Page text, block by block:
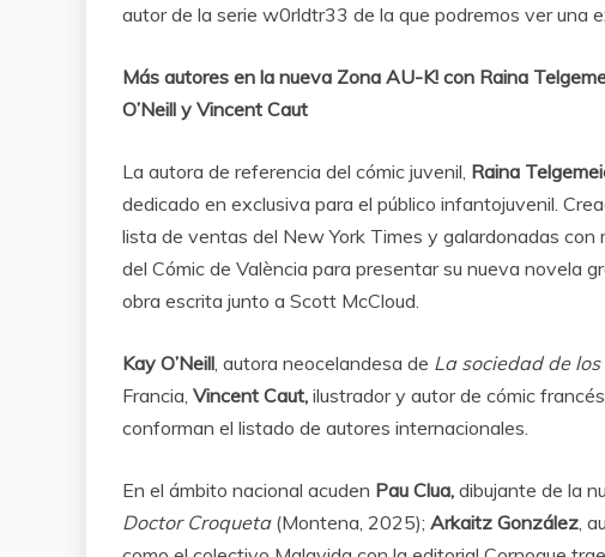
autor de la serie w0rldtr33 de la que podremos ver una
Más autores en la nueva Zona AU-K! con Raina
O’Neill y Vincent Caut
La autora de referencia del cómic juvenil, Raina
dedicado en exclusiva para el público infantojuvenil.
lista de ventas del New York Times y galardonadas con
del Cómic de València para presentar su nueva novela
obra escrita junto a Scott McCloud.
Kay O’Neill , autora neocelandesa de La sociedad de
Francia, Vincent Caut, ilustrador y autor de cómic
conforman el listado de autores internacionales.
En el ámbito nacional acuden Pau Clua, dibujante de la
Doctor Croqueta(Montena, 2025); Arkaitz González ,